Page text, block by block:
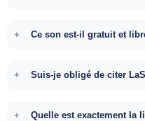
Ce son est-il gratuit et
Suis-je obligé de citer
Quelle est exactement la